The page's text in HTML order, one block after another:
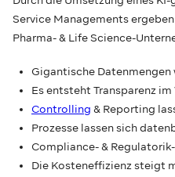
Service Managements
Pharma- & Life Science-
Gigantische Datenmengen
Es entsteht Transparenz
Controlling & Reporting
Prozesse lassen sich
Compliance- &
Die Kosteneffizienz steigt